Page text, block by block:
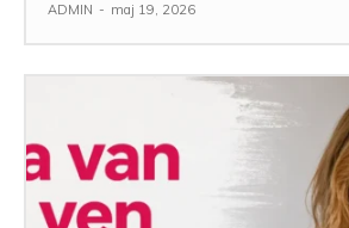
ADMIN - maj 19, 2026